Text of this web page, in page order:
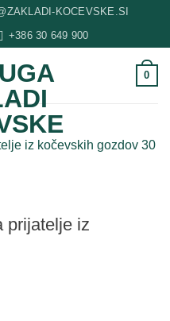
KOCEVSKE.SI
+386 30 649 900
0
prijatelje iz